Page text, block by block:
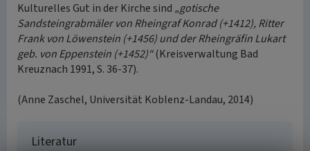
Kulturelles Gut in der Kirche sind „gotische
Sandsteingrabmäler von Rheingraf Konrad (+1412), Ritter
Frank von Löwenstein (+1456) und der Rheingräfin Lukart
geb. von Eppenstein (+1452)“(Kreisverwaltung Bad
Kreuznach 1991, S. 36-37).
(Anne Zaschel, Universität Koblenz-Landau, 2014)
Literatur